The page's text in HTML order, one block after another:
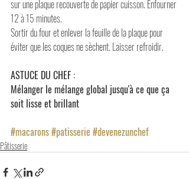
sur une plaque recouverte de papier cuisson. Enfourner
12 à 15 minutes.
Sortir du four et enlever la feuille de la plaque pour
éviter que les coques ne sèchent. Laisser refroidir.
ASTUCE DU CHEF :
Mélanger le mélange global jusqu'à ce que ça
soit lisse et brillant
#macarons#patisserie #devenezunchef
Pâtisserie